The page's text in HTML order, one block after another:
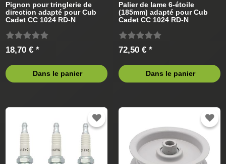
Pignon pour tringlerie de
direction adapté pour Cub
Cadet CC 1024 RD-N
de pelouse
18,70 € *
Dans le panier
Palier de lame 6-étoile
(185mm) adapté pour Cub
Cadet CC 1024 RD-N
de pelouse
72,50 € *
Dans le panier